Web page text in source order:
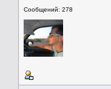
Сообщений: 278